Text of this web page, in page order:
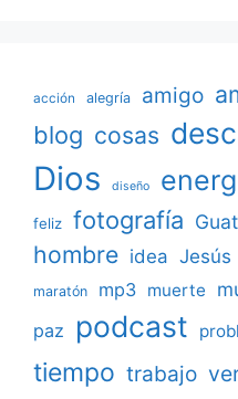
acción alegría amigo
blog cosas
Dios diseño
feliz fotografía
hombre idea Jesús
maratón mp3 muerte
paz podcast
tiempo trabajo